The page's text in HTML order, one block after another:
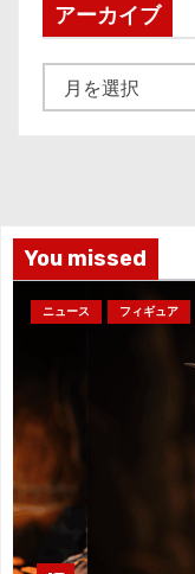
アーカイブ
ー
You missed
ニュース フィギュア